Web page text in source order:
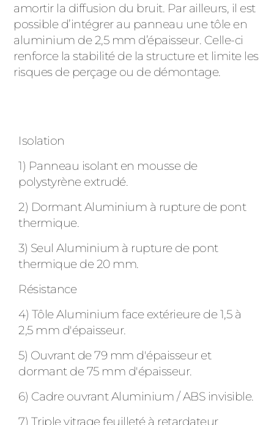
amortir la diffusion du bruit. Par ailleurs, il est
possible d’intégrer au panneau une tôle en
aluminium de 2,5 mm d’épaisseur. Celle-ci
renforce la stabilité de la structure et limite les
risques de perçage ou de démontage.
Isolation
1) Panneau isolant en mousse de
polystyrène extrudé.
2) Dormant Aluminium à rupture de pont
thermique.
3) Seul Aluminium à rupture de pont
thermique de 20 mm.
Résistance
4) Tôle Aluminium face extérieure de 1,5 à
2,5 mm d'épaisseur.
5) Ouvrant de 79 mm d'épaisseur et
dormant de 75 mm d'épaisseur.
6) Cadre ouvrant Aluminium / ABS invisible.
7) Triple vitrage feuilleté à retardateur